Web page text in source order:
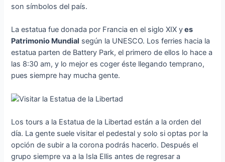
son símbolos del país.
La estatua fue donada por Francia en el siglo XIX yes
Patrimonio Mundial según la UNESCO. Los ferries hacia la
estatua parten de Battery Park, el primero de ellos lo hace a
las 8:30 am, y lo mejor es coger éste llegando temprano,
pues siempre hay mucha gente.
Los tours a la Estatua de la Libertad están a la orden del
día. La gente suele visitar el pedestal y solo si optas por la
opción de subir a la corona podrás hacerlo. Después el
grupo siempre va a la Isla Ellis antes de regresar a